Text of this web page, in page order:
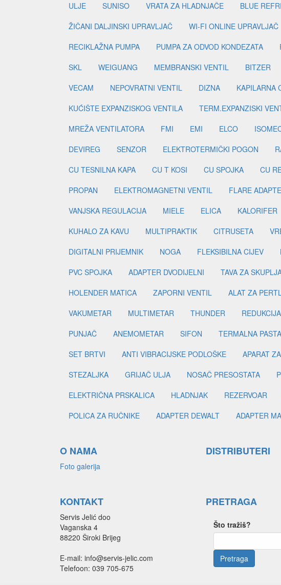
ULJE
SUNISO VRATA ZA HLADNJAČE BLUE
ŽIČANI DALJINSKI UPRAVLJAČ
WI-FI ONLINE UPRAVLJAČ
RECIKLAŽNA PUMPA
PUMPA ZA ODVOD KONDEZATA
SKL
WEIGUANG MEMBRANSKI VENTIL BITZER
VECAM
NEPOVRATNI VENTIL DIZNA KAPILARNA
KUĆIŠTE EXPANZISKOG VENTILA
TERM.EXPANZISKI
MREŽA VENTILATORA
FMI EMI ELCO
DEVIREG
SENZOR ELEKTROTERMIČKI POGON
CU TESNILNA KAPA
CU T KOSI CU SPOJKA CU
PROPAN
ELEKTROMAGNETNI VENTIL FLARE
VANJSKA REGULACIJA
MIELE ELICA KALORIFER
KUHALO ZA KAVU
MULTIPRAKTIK CITRUSETA
DIGITALNI PRIJEMNIK
NOGA FLEKSIBILNA CIJEV
PVC SPOJKA
ADAPTER DVODIJELNI TAVA ZA
HOLENDER MATICA
ZAPORNI VENTIL ALAT ZA
VAKUMETAR
MULTIMETAR THUNDER REDUKCIJA
PUNJAČ
ANEMOMETAR SIFON TERMALNA PASTA
SET BRTVI
ANTI VIBRACIJSKE PODLOŠKE APARAT
STEZALJKA
GRIJAČ ULJA NOSAČ PRESOSTATA
ELEKTRIČNA PRSKALICA
HLADNJAK REZERVOAR
POLICA ZA RUČNIKE
ADAPTER DEWALT ADAPTER
O NAMA
Foto galerija
DISTRIBUTERI
KONTAKT
Servis Jelić doo
Vaganska 4
88220 Široki Brijeg
E-mail: info@servis-jelic.com
Telefoon: 039 705-675
PRETRAGA
Što tražiš?